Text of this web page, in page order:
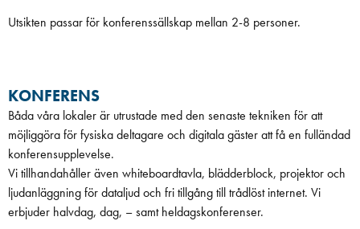
Utsikten passar för konferenssällskap mellan 2-8 personer.
KONFERENS
Båda våra lokaler är utrustade med den senaste tekniken för att
möjliggöra för fysiska deltagare och digitala gäster att få en fulländad
konferensupplevelse.
Vi tillhandahåller även whiteboardtavla, blädderblock, projektor och
ljudanläggning för dataljud och fri tillgång till trådlöst internet. Vi
erbjuder halvdag, dag, – samt heldagskonferenser.